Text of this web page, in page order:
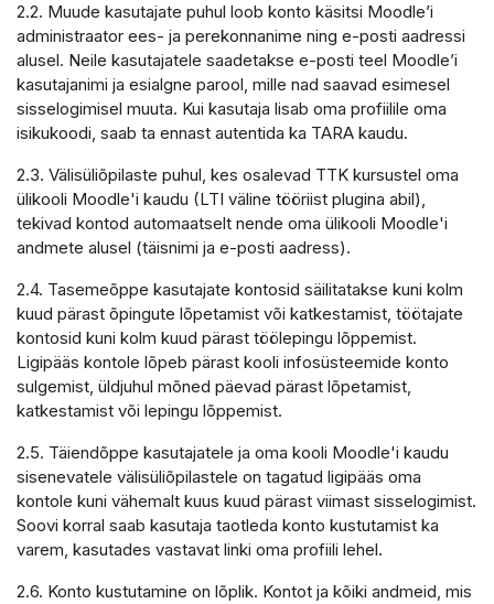
2.2. Muude kasutajate puhul loob konto käsitsi Moodle’i
administraator ees- ja perekonnanime ning e-posti aadressi
alusel. Neile kasutajatele saadetakse e-posti teel Moodle’i
kasutajanimi ja esialgne parool, mille nad saavad esimesel
sisselogimisel muuta. Kui kasutaja lisab oma profiilile oma
isikukoodi, saab ta ennast autentida ka TARA kaudu.
2.3. Välisüliõpilaste puhul, kes osalevad TTK kursustel oma
ülikooli Moodle'i kaudu (LTI väline tööriist plugina abil),
tekivad kontod automaatselt nende oma ülikooli Moodle'i
andmete alusel (täisnimi ja e-posti aadress).
2.4. Tasemeõppe kasutajate kontosid säilitatakse kuni kolm
kuud pärast õpingute lõpetamist või katkestamist, töötajate
kontosid kuni kolm kuud pärast töölepingu lõppemist.
Ligipääs kontole lõpeb pärast kooli infosüsteemide konto
sulgemist, üldjuhul mõned päevad pärast lõpetamist,
katkestamist või lepingu lõppemist.
2.5. Täiendõppe kasutajatele ja oma kooli Moodle'i kaudu
sisenevatele välisüliõpilastele on tagatud ligipääs oma
kontole kuni vähemalt kuus kuud pärast viimast sisselogimist.
Soovi korral saab kasutaja taotleda konto kustutamist ka
varem, kasutades vastavat linki oma profiili lehel.
2.6. Konto kustutamine on lõplik. Kontot ja kõiki andmeid, mis